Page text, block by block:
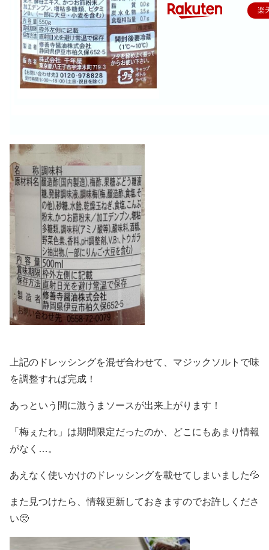
楽
上記のドレッシングを混ぜ合わせて、マジックソルトで味
を調整すれば完成！
あっという間に激うまソースが出来上がります！
「梅ぇたれ」は期間限定だったのか、どこにもあまり情報
がなく…。
あえなく使いかけのドレッシングを載せてしまいました💦
また見つけたら、情報更新しておきますのでお許しくださ
い🥺